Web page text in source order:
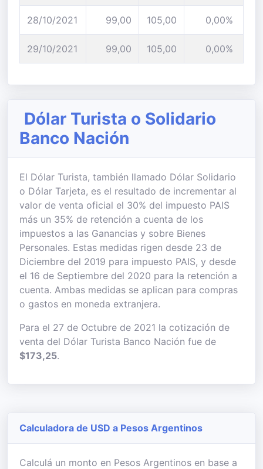
28/10/2021 99,00 105,00 0,00%
29/10/2021 99,00 105,00 0,00%
Dólar Turista o Solidario
Banco Nación
El Dólar Turista, también llamado Dólar Solidario
o Dólar Tarjeta, es el resultado de incrementar al
valor de venta oficial el 30% del impuesto PAIS
más un 35% de retención a cuenta de los
impuestos a las Ganancias y sobre Bienes
Personales. Estas medidas rigen desde 23 de
Diciembre del 2019 para impuesto PAIS, y desde
el 16 de Septiembre del 2020 para la retención a
cuenta. Ambas medidas se aplican para compras
o gastos en moneda extranjera.
Para el 27 de Octubre de 2021 la cotización de
venta del Dólar Turista Banco Nación fue de
$173,25.
Calculadora de USD a Pesos Argentinos
Calculá un monto en Pesos Argentinos en base a